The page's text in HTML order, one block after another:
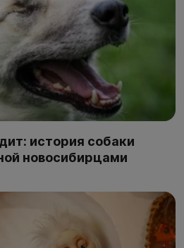
история собаки
новосибирцами